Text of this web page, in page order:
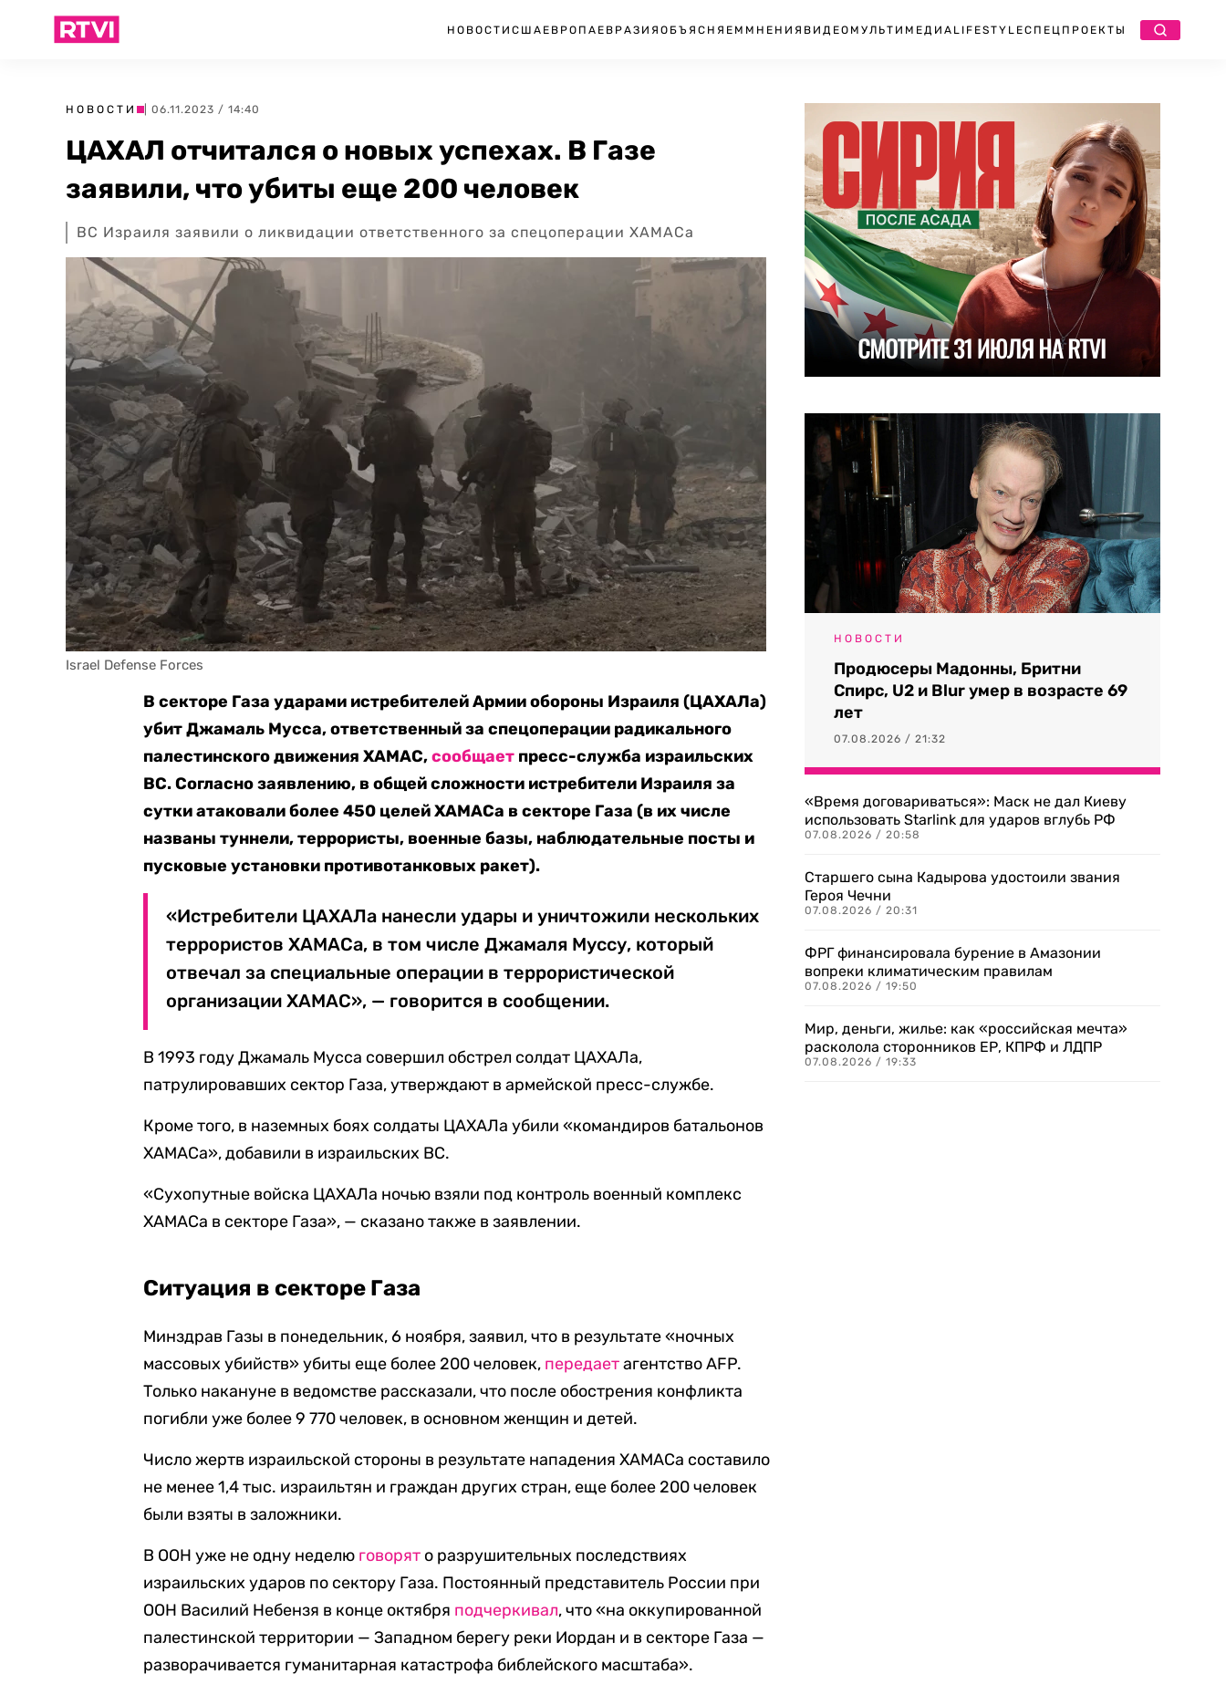
НОВОСТИ США ЕВРОПА ЕВРАЗИЯ ОБЪЯСНЯЕМ МНЕНИЯ ВИДЕО МУЛЬТИМЕДИА LIFESTYLEСПЕЦПРОЕКТЫ
НОВОСТИ | 06.11.2023 / 14:40
ЦАХАЛ отчитался о новых успехах. В Газе
заявили, что убиты еще 200 человек
ВС Израиля заявили о ликвидации ответственного за спецоперации ХАМАСа
Israel Defense Forces
В секторе Газа ударами истребителей Армии обороны Израиля (ЦАХАЛа)
убит Джамаль Мусса, ответственный за спецоперации радикального
палестинского движения ХАМАС,сообщает пресс-служба израильских
ВС.Согласно заявлению, в общей сложности истребители Израиля за
сутки атаковали более 450 целей ХАМАСа в секторе Газа (в их числе
названы туннели, террористы, военные базы, наблюдательные посты и
пусковые установки противотанковых ракет).
«Истребители ЦАХАЛа нанесли удары и уничтожили нескольких
террористов ХАМАСа, в том числе Джамаля Муссу, который
отвечал за специальные операции в террористической
организации ХАМАС», — говорится в сообщении.
В 1993 году Джамаль Мусса совершил обстрел солдат ЦАХАЛа,
патрулировавших сектор Газа, утверждают в армейской пресс-службе.
Кроме того, в наземных боях солдаты ЦАХАЛа убили «командиров батальонов
ХАМАСа», добавили в израильских ВС.
«Сухопутные войска ЦАХАЛа ночью взяли под контроль военный комплекс
ХАМАСа в секторе Газа», — сказано также в заявлении.
Ситуация в секторе Газа
Минздрав Газы в понедельник, 6 ноября, заявил, что в результате «ночных
массовых убийств» убиты еще более 200 человек, передаетагентство AFP.
Только накануне в ведомстве рассказали, что после обострения конфликта
погибли уже более 9 770 человек, в основном женщин и детей.
Число жертв израильской стороны в результате нападения ХАМАСа составило
не менее 1,4 тыс. израильтян и граждан других стран, еще более 200 человек
были взяты в заложники.
В ООН уже не одну неделю говорят о разрушительных последствиях
израильских ударов по сектору Газа. Постоянный представитель России при
ООН Василий Небензя в конце октября подчеркивал, что «на оккупированной
палестинской территории — Западном берегу реки Иордан и в секторе Газа —
разворачивается гуманитарная катастрофа библейского масштаба».
НОВОСТИ
Продюсеры Мадонны, Бритни
Спирс, U2 и Blur умер в возрасте 69
лет
07.08.2026 / 21:32
«Время договариваться»: Маск не дал Киеву
использовать Starlink для ударов вглубь РФ
07.08.2026 / 20:58
Старшего сына Кадырова удостоили звания
Героя Чечни
07.08.2026 / 20:31
ФРГ финансировала бурение в Амазонии
вопреки климатическим правилам
07.08.2026 / 19:50
Мир, деньги, жилье: как «российская мечта»
расколола сторонников ЕР, КПРФ и ЛДПР
07.08.2026 / 19:33